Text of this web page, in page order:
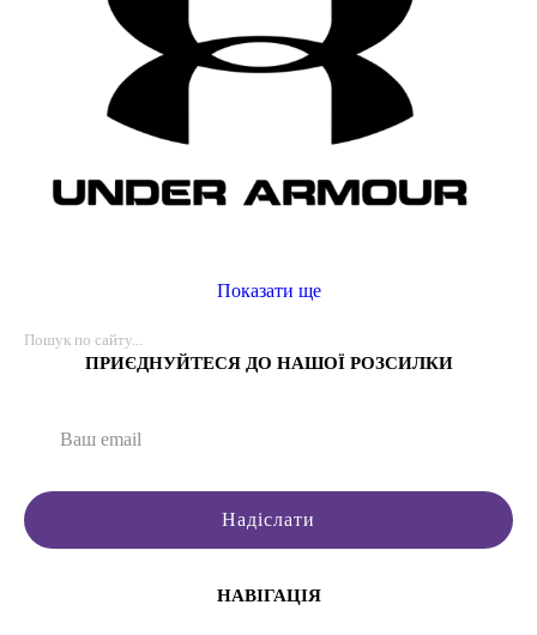
Показати ще
ПРИЄДНУЙТЕСЯ ДО НАШОЇ РОЗСИЛКИ
Надіслати
НАВІГАЦІЯ